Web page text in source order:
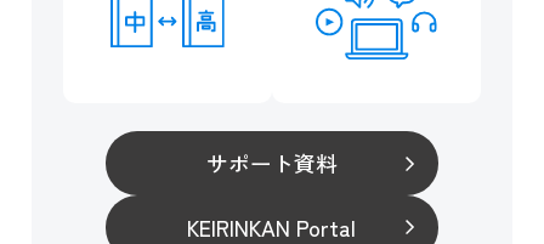
サポート資料
KEIRINKAN Portal